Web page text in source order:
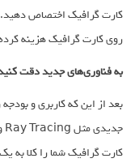
کارت گرافیک اختصاص دهید.
روی کارت گرافیک هزینه
به فناوری‌های جدید دقت
بعد از این که کاربری و
کارت گرافیک شما را کلا به